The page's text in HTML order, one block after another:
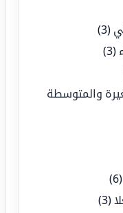
(3)
(3)
والمتوسطة
(6)
(3)